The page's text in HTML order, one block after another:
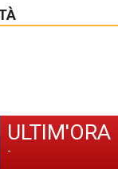
ULTIM'ORA
-